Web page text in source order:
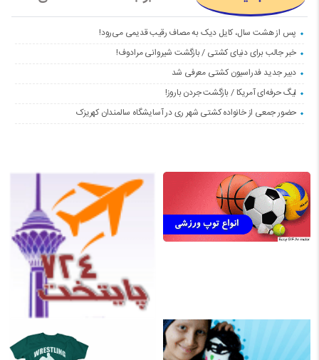
پس از هشت سال، کایل دیک به مصاف رقیب قدیمی می‌رود!
خبر جالب برای دنیای کشتی / بازگشت شیروانی مرادوف!
دبیر جدید فدراسیون کشتی معرفی شد
لیگ حرفه‌ای آمریکا / بازگشت جردن باروز!
حضور جمعی از خانواده کشتی شهر ری در آسایشگاه سالمندان کهریزک